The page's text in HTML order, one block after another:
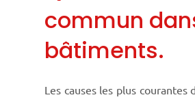
commun
bâtiments.
Les causes les plus courantes